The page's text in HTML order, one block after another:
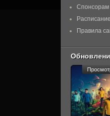
Спонсорам
Правила